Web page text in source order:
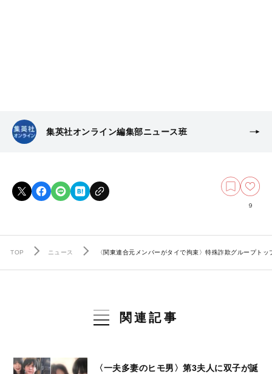
集英社オンライン編集部ニュース班
9
TOP ニュース 〈関東連合元メンバーがタイで拘束〉特殊詐欺グループト
関連記事
〈一夫多妻のヒモ男〉第3夫人に双子が誕